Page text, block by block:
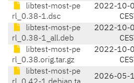
libtest-most-pe
rl_0.38-1.dsc
2022-10-
CEST
libtest-most-pe
rl_0.38-1_all.deb
2022-10-
CEST
libtest-most-pe
rl_0.38.orig.tar.gz
2022-10-
CEST
libtest-most-pe
2026-05-